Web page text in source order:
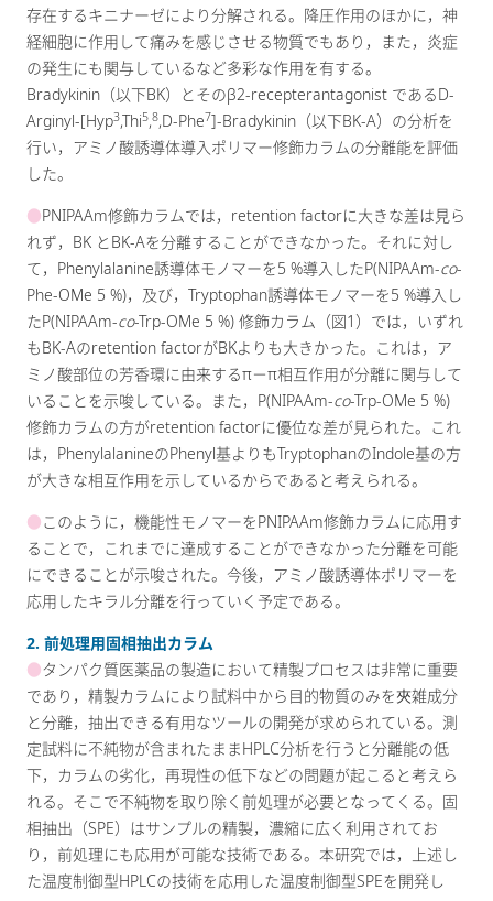
存在するキニナーゼにより分解される。降圧作用のほかに，神
経細胞に作用して痛みを感じさせる物質でもあり，また，炎症
の発生にも関与しているなど多彩な作用を有する。
Bradykinin（以下BK）とそのβ2-recepterantagonist であるD-
Arginyl-[Hyp3,Thi5,8,D-Phe7]-Bradykinin（以下BK-A）の分析を
行い，アミノ酸誘導体導入ポリマー修飾カラムの分離能を評価
した。
●PNIPAAm修飾カラムでは，retention factorに大きな差は見ら
れず，BK とBK-Aを分離することができなかった。それに対し
て，Phenylalanine誘導体モノマーを5 %導入したP(NIPAAm-co-
Phe-OMe 5 %)，及び，Tryptophan誘導体モノマーを5 %導入し
たP(NIPAAm-co-Trp-OMe 5 %) 修飾カラム（図1）では，いずれ
もBK-Aのretention factorがBKよりも大きかった。これは，ア
ミノ酸部位の芳香環に由来するπ－π相互作用が分離に関与して
いることを示唆している。また，P(NIPAAm-co-Trp-OMe 5 %)
修飾カラムの方がretention factorに優位な差が見られた。これ
は，PhenylalanineのPhenyl基よりもTryptophanのIndole基の方
が大きな相互作用を示しているからであると考えられる。
●このように，機能性モノマーをPNIPAAm修飾カラムに応用す
ることで，これまでに達成することができなかった分離を可能
にできることが示唆された。今後，アミノ酸誘導体ポリマーを
応用したキラル分離を行っていく予定である。
2. 前処理用固相抽出カラム
●タンパク質医薬品の製造において精製プロセスは非常に重要
であり，精製カラムにより試料中から目的物質のみを夾雑成分
と分離，抽出できる有用なツールの開発が求められている。測
定試料に不純物が含まれたままHPLC分析を行うと分離能の低
下，カラムの劣化，再現性の低下などの問題が起こると考えら
れる。そこで不純物を取り除く前処理が必要となってくる。固
相抽出（SPE）はサンプルの精製，濃縮に広く利用されてお
り，前処理にも応用が可能な技術である。本研究では，上述し
た温度制御型HPLCの技術を応用した温度制御型SPEを開発し